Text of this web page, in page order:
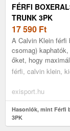
FÉRFI
TRUNK 3PK
17 590 Ft
A Calvin Klein férfi
csomag)
őket, hogy
férfi, calvin klein,
exisport.hu
Hasonlók, mint Férfi
3PK